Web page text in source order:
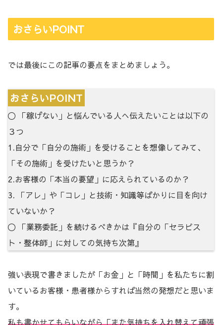
おさらいPOINT
では最後にこの記事の要点をまとめましょう。
おさらいPOINT
〇 「稼げない」と悩んでいる人へ伝えたいことは以下の
３つ
1.自分で「自分の施術」を受けることを想像してみて、
「その施術」を受けたいと思うか？
2.お客様の「本当の要望」に応えられているのか？
3. 「アレ」や「コレ」と技術・知識等ばかりに目を向け
ていないか？
〇 「業務委託」を続けるべきかは『自分の「セラピス
ト・整体師」に対しての気持ち次第』
強い表現で書きましたが「お金」と「時間」を私たちに割
いているお客様・患者様からすれば当然の発想だと思いま
す。
私も書かせてもらいながら「また気持ちを入れ替えて頑張